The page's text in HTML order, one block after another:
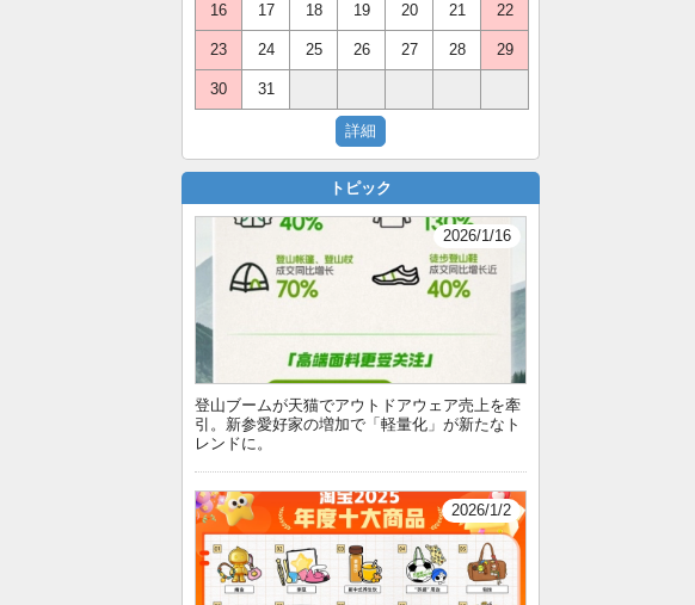
16 17 18 19 20 21 22
23 24 25 26 27 28 29
30 31
トピック
2026/1/16
登山ブームが天猫でアウトドアウェア売上を牽
引。新参愛好家の増加で「軽量化」が新たなト
レンドに。
2026/1/2